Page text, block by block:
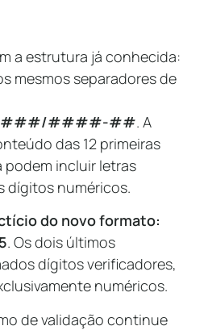
a estrutura já conhecida:
mesmos separadores de
####-##. A
das 12 primeiras
podem incluir letras
dígitos numéricos.
do novo formato:
. Os dois últimos
dígitos verificadores,
numéricos.
de validação continue